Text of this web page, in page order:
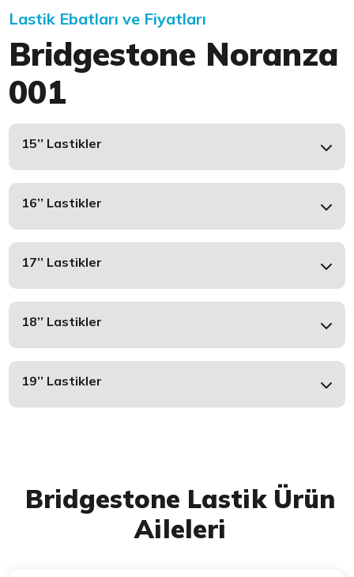
Lastik Ebatları ve Fiyatları
Bridgestone Noranza
001
15’’ Lastikler
16’’ Lastikler
17’’ Lastikler
18’’ Lastikler
19’’ Lastikler
Bridgestone Lastik Ürün
Aileleri